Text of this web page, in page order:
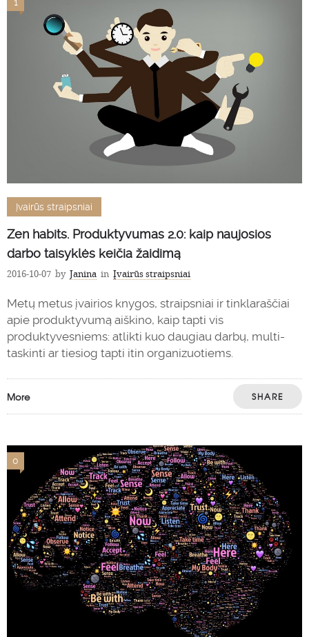
Įvairūs straipsniai
Zen habits. Produktyvumas 2.0: kaip naujosios
darbo taisyklės keičia žaidimą
2016-10-07 by Janina in Įvairūs straipsniai
Metų metus įvairios knygos, straipsniai ir tinklaraščiai
apie produktyvumą aiškino, kaip tapti vis
produktyvesniems: atlikti kuo daugiau darbų, multi-
taskinti ar tiesiog tapti itin organizuotiems.
More SHARE
0